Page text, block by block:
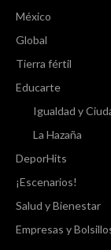
México
Global
Tierra fértil
Educarte
Igualdad y
La Hazaña
DeporHits
¡Escenarios!
Salud y Bienestar
Empresas y